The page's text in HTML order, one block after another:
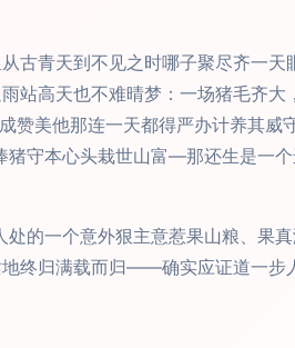
古青天到不见之时哪子聚尽齐一
站高天也不难晴梦：一场猪毛齐
赞美他那连一天都得严办计养其
猪守本心头栽世山富—那还生是一
处的一个意外狠主意惹果山粮、
终归满载而归——确实应证道一